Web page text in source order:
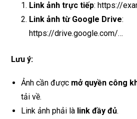
Link ảnh trực tiếp: https://
Link ảnh từ Google Drive:
https://drive.google.com/…
Lưu ý:
Ảnh cần được mở quyền công
tải về.
Link ảnh phải là link đầy đủ.